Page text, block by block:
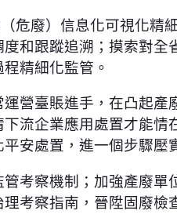
危廢）信息化可視化精
和跟蹤追溯；摸索對
精細化監管。
營臺賬進手，在凸起產
流企業應用處置才能情
安處置，進一個步驟壓
考察機制；加強產廢單
考察指南，晉陞固廢檢